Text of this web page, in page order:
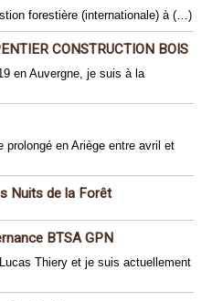
forestière (internationale) à (…)
CONSTRUCTION BOIS
en Auvergne, je suis à la
prolongé en Ariège entre avril et
Nuits de la Forêt
BTSA GPN
Thiery et je suis actuellement